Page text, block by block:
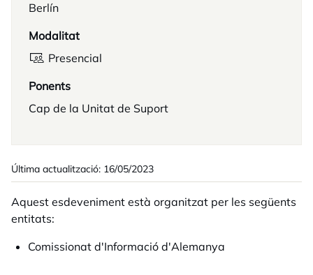
Berlín
Modalitat
Presencial
Ponents
Cap de la Unitat de Suport
Última actualització: 16/05/2023
Aquest esdeveniment està organitzat per les següents
entitats:
Comissionat d'Informació d'Alemanya